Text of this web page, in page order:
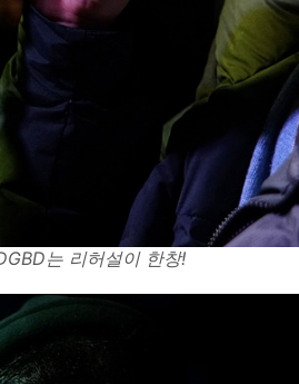
는 리허설이 한창!